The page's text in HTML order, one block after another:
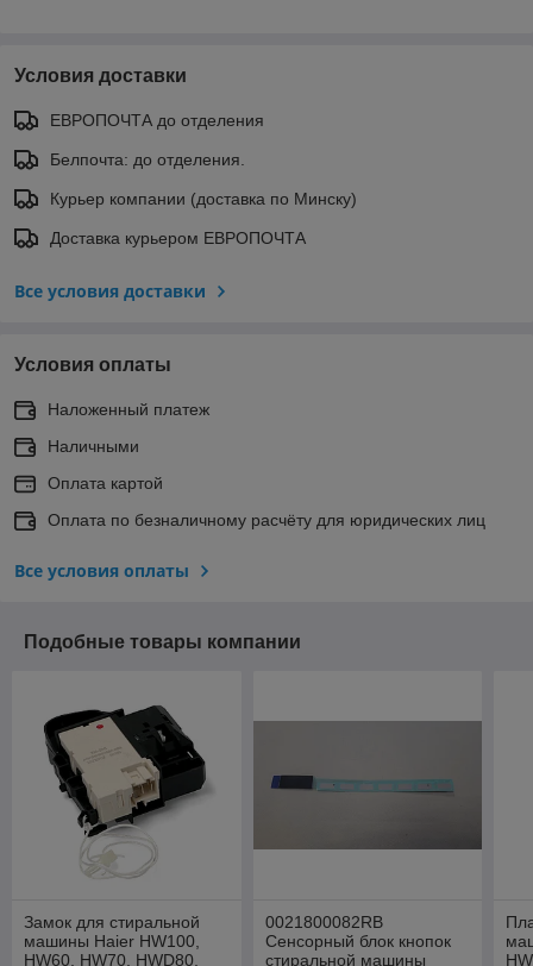
Условия доставки
ЕВРОПОЧТА до отделения
Белпочта: до отделения.
Курьер компании (доставка по Минску)
Доставка курьером ЕВРОПОЧТА
Все условия доставки
Условия оплаты
Наложенный платеж
Наличными
Оплата картой
Оплата по безналичному расчёту для юридических лиц
Все условия оплаты
Подобные товары компании
Замок для стиральной
машины Haier HW100,
HW60, HW70, HWD80,
0021800082RB
Сенсорный блок кнопок
стиральной машины